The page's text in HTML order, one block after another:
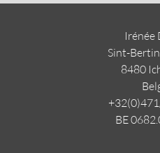
Irénée
Sint-
8480
BE